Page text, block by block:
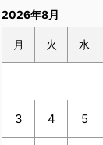
2026年8月
月 火 水
3 4 5